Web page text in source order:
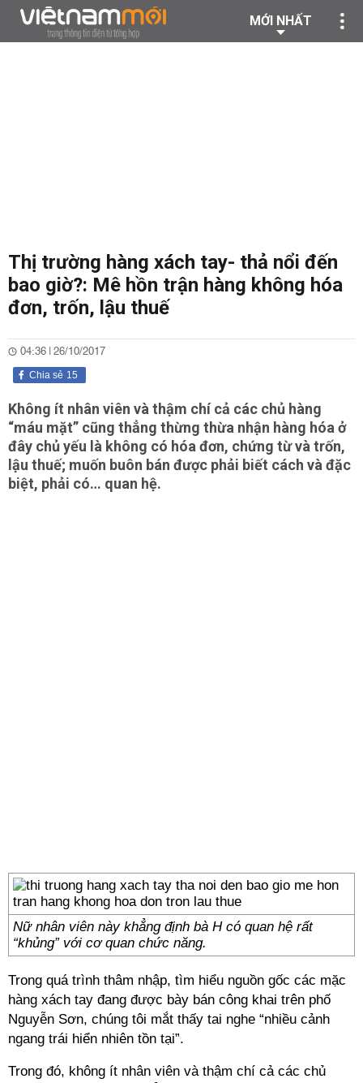
MỚI NHẤT
Thị trường hàng xách tay- thả nổi đến
bao giờ?: Mê hồn trận hàng không hóa
đơn, trốn, lậu thuế
04:36 | 26/10/2017
15
Chia sẻ
Không ít nhân viên và thậm chí cả các chủ hàng
“máu mặt” cũng thẳng thừng thừa nhận hàng hóa ở
đây chủ yếu là không có hóa đơn, chứng từ và trốn,
lậu thuế; muốn buôn bán được phải biết cách và đặc
biệt, phải có… quan hệ.
Nữ nhân viên này khẳng định bà H có quan hệ rất
“khủng” với cơ quan chức năng.
Trong quá trình thâm nhập, tìm hiểu nguồn gốc các mặc
hàng xách tay đang được bày bán công khai trên phố
Nguyễn Sơn, chúng tôi mắt thấy tai nghe “nhiều cảnh
ngang trái hiển nhiên tồn tại”.
Trong đó, không ít nhân viên và thậm chí cả các chủ